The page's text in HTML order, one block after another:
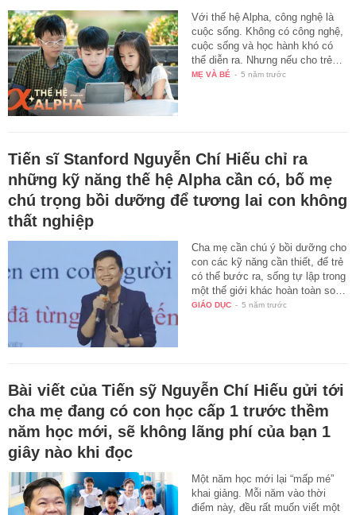
Với thế hệ Alpha, công nghệ là
cuộc sống. Không có công nghệ,
cuộc sống và học hành khó có
thể diễn ra. Nhưng nếu cho trẻ…
MẸ VÀ BÉ - 5 năm trước
Tiến sĩ Stanford Nguyễn Chí Hiếu chỉ ra
những kỹ năng thế hệ Alpha cần có, bố mẹ
chú trọng bồi dưỡng để tương lai con không
thất nghiệp
Cha mẹ cần chú ý bồi dưỡng cho
con các kỹ năng cần thiết, để trẻ
có thể bước ra, sống tự lập trong
một thế giới khác hoàn toàn so…
GIÁO DỤC - 5 năm trước
Bài viết của Tiến sỹ Nguyễn Chí Hiếu gửi tới
cha mẹ đang có con học cấp 1 trước thềm
năm học mới, sẽ không lãng phí của bạn 1
giây nào khi đọc
Một năm học mới lại “mấp mé”
khai giảng. Mỗi năm vào thời
điểm này, đều rất muốn viết một